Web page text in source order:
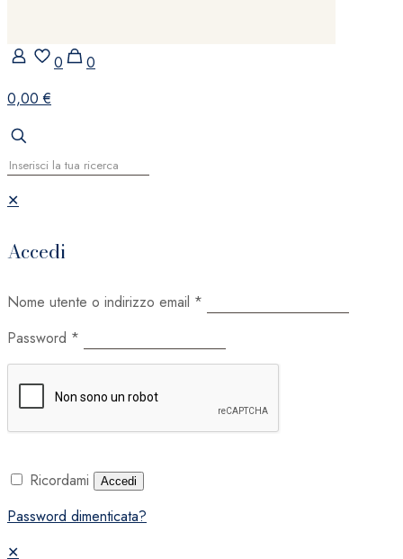
0
0
0,00 €
✕
Accedi
Nome utente o indirizzo email *
Password *
Ricordami Accedi
Password dimenticata?
✕